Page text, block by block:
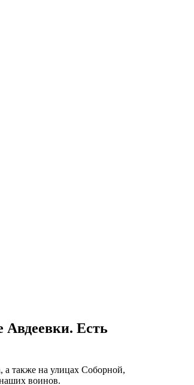
Авдеевки. Есть
а также на улицах Соборной,
воинов.